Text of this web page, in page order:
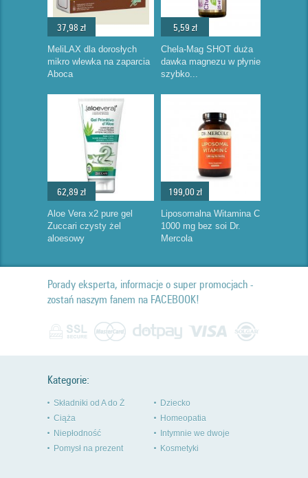
37,98 zł
MeliLAX dla dorosłych
mikro wlewka na zaparcia
Aboca
5,59 zł
Chela-Mag SHOT duża
dawka magnezu w płynie
szybko...
62,89 zł
Aloe Vera x2 pure gel
Zuccari czysty żel
aloesowy
199,00 zł
Liposomalna Witamina C
1000 mg bez soi Dr.
Mercola
Porady eksperta, informacje o super promocjach -
zostań naszym fanem na FACEBOOK!
Kategorie:
Składniki od A do Ż
Ciąża
Niepłodność
Pomysł na prezent
Dziecko
Homeopatia
Intymnie we dwoje
Kosmetyki